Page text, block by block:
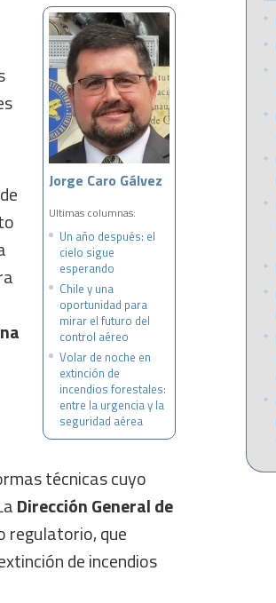
Jorge Caro Gálvez
Ultimas columnas:
Un año después: el
cielo sigue
esperando
Chile y una
oportunidad para
mirar el futuro del
control aéreo
Volar de noche en
extinción de
incendios forestales:
entre la urgencia y la
seguridad aérea
técnicas cuyo
Dirección General de
regulatorio, que
de incendios